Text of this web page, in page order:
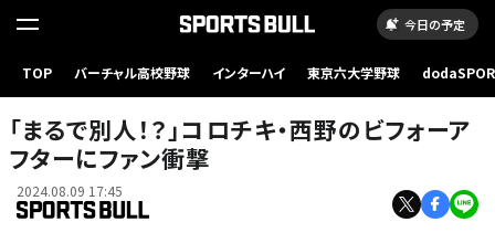
今日の予定
TOP バーチャル高校野球 インターハイ 東京六大学野球
「まるで別人！？」コロチキ・西野のビフォーア
フターにファン衝撃
2024.08.09 17:45